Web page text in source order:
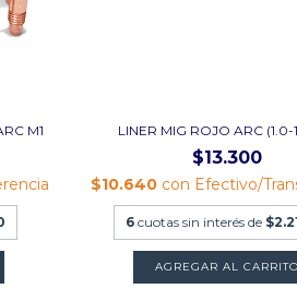
M1 LINER MIG ROJO ARC (1.0-
$13.300
$10.640 con Efectivo/
6 cuotas sin interés de